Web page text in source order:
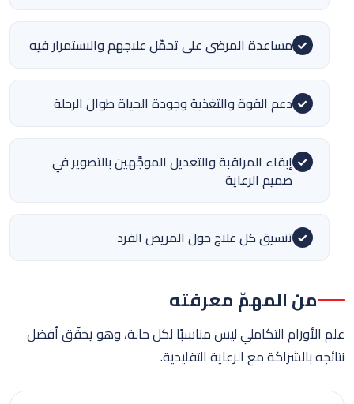
مساعدة المرضى على تحمّل علاجهم والاستمرار فيه
دعم القوة والتغذية وجودة الحياة طوال الرحلة
إبقاء المراقبة والتعديل الموجَّهين بالتصوير في
صميم الرعاية
تنسيق كل علاج حول المريض الفرد
من المهمّ معرفته
علم الأورام التكاملي ليس مناسبًا لكل حالة، وهو يحقّق أفضل
نتائجه بالشراكة مع الرعاية التقليدية.